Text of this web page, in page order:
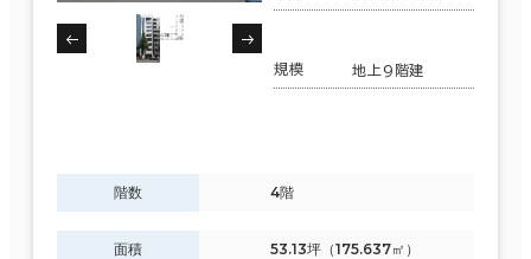
規模 地上9階建
階数 4階
面積 53.13坪（175.637㎡）
複数フロアを含む
坪単価 月総額
～